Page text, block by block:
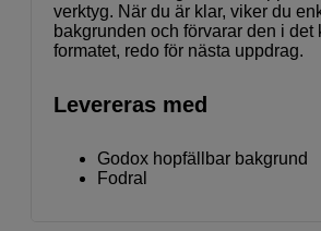
verktyg. När du är klar, viker du
bakgrunden och förvarar den i det
formatet, redo för nästa uppdrag.
Levereras med
Godox hopfällbar bakgrund
Fodral